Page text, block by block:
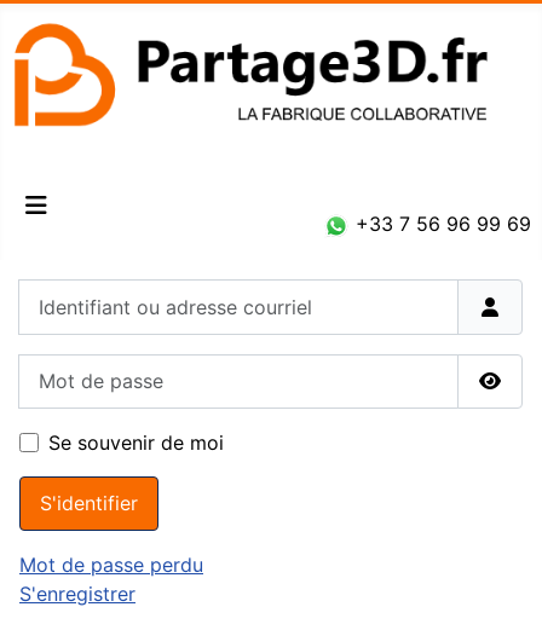
+33 7 56 96 99 69
Se souvenir de moi
S'identifier
Mot de passe perdu
S'enregistrer